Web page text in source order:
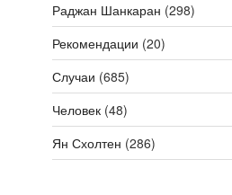
Раджан Шанкаран (298)
Рекомендации (20)
Случаи (685)
Человек(48)
Ян Схолтен (286)